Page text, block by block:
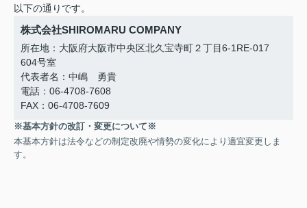
以下の通りです。
株式会社SHIROMARU COMPANY
所在地：大阪府大阪市中央区北久宝寺町２丁目6-1RE-017
604号室
代表者名：中嶋 勇貴
電話：06-4708-7608
FAX：06-4708-7609
※基本方針の改訂・変更について※
本基本方針は法令などの制定改廃や情勢の変化により適宜変更しま
す。